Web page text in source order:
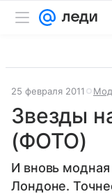
25 февраля 2011
Звезды
(ФОТО)
И вновь
Лондоне.